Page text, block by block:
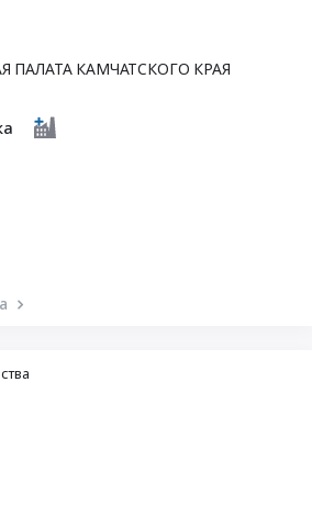
ПАЛАТА КАМЧАТСКОГО КРАЯ